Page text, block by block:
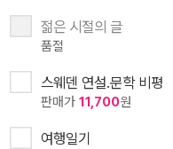
젊은 시절의 글
품절
스웨덴 연설.문학 비평
판매가 11,700원
여행일기